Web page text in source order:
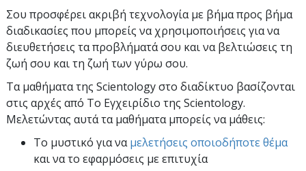
Σου προσφέρει ακριβή τεχνολογία με βήμα προς βήμα
διαδικασίες που μπορείς να χρησιμοποιήσεις για να
διευθετήσεις τα προβλήματά σου και να βελτιώσεις τη
ζωή σου και τη ζωή των γύρω σου.
Τα μαθήματα της Scientology στο διαδίκτυο βασίζονται
στις αρχές από Το Εγχειρίδιο της Scientology.
Μελετώντας αυτά τα μαθήματα μπορείς να μάθεις:
Το μυστικό για ναμελετήσεις οποιοδήποτε θέμα
και να το εφαρμόσεις με επιτυχία